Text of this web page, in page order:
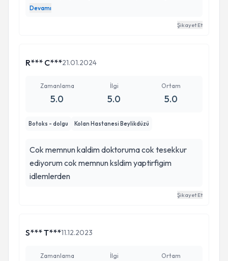
ayak tırnaklarındaki mantar için lazer tedavisine
başladık ve çok güzel sonuçlar aldık. Eski sarı
izlerin giderilmesi için yüz lazerine başladık. Aynı
Buna hiç şüphe yok. Alanında ismi duyulmuş
oldukça deneyimli ve güvenilir bir Hekim. Gönül
çok teşekkür ederiz Laziz Bey.İyiki varsınız.🙏🏻
Devamı
Şikayet Et
R*** C***21.01.2024
Zamanlama
5.0
İlgi
5.0
Ortam
5.0
Botoks - dolgu Kolan Hastanesi Beylikdüzü
Cok memnun kaldim doktoruma cok tesekkur
ediyorum cok memnun ksldim yaptirfigim
idlemlerden
Şikayet Et
S*** T***11.12.2023
Zamanlama İlgi Ortam